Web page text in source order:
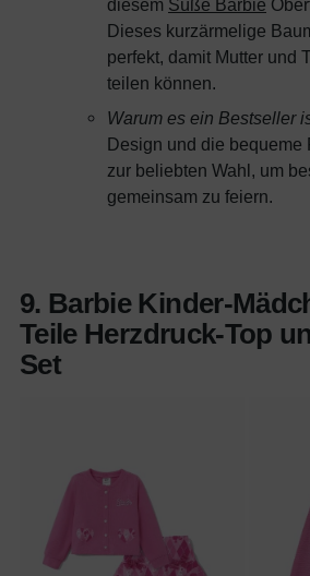
diesem Süße Barbie
Dieses kurzärmelige
perfekt, damit Mutter und
teilen können.
Warum es ein Bestseller
Design und die bequeme
zur beliebten Wahl, um
gemeinsam zu feiern.
9. Barbie Kinder-
Teile Herzdruck-Top
Set